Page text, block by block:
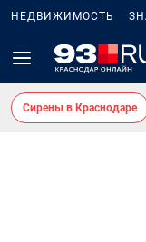
НЕДВИЖИМОСТЬ
Сирены в Краснодаре